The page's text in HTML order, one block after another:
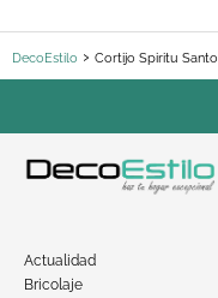
DecoEstilo Cortijo Spiritu Santo
Actualidad
Bricolaje